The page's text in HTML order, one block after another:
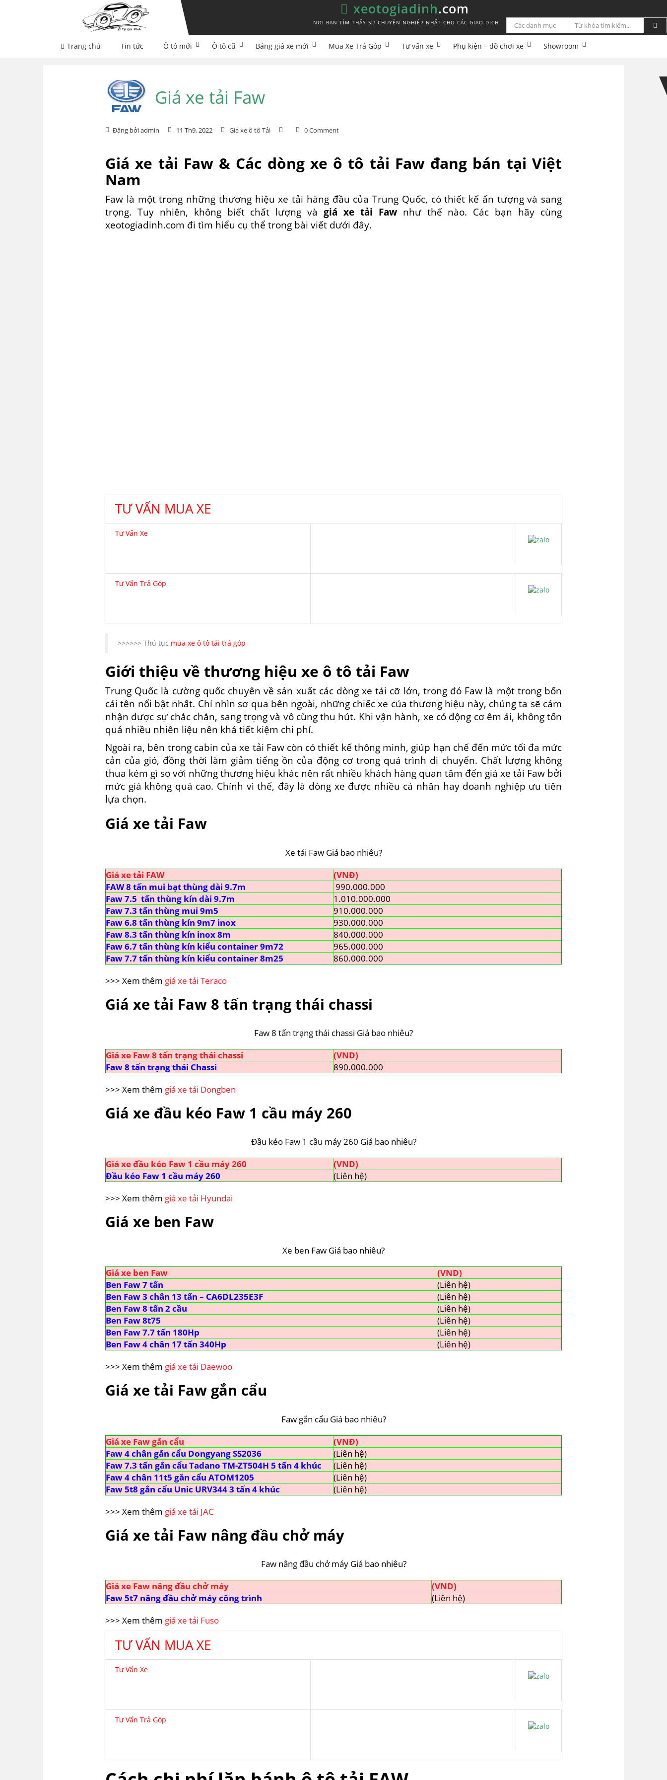
xeotogiadinh.com
NƠI BẠN TÌM THẤY SỰ CHUYÊN NGHIỆP NHẤT CHO CÁC GIAO DỊCH
Trang chủ Tin tức Ô tô mới Ô tô cũ Bảng giá xe mới Mua Xe Trả Góp Tư vấn xe Phụ kiện – đồ chơi xe Showroom
Giá xe tải Faw
Đăng bởi admin 11 Th9, 2022 Giá xe ô tô Tải 0 Comment
Giá xe tải Faw & Các dòng xe ô tô tải Faw đang bán tại Việt
Nam
Faw là một trong những thương hiệu xe tải hàng đầu của Trung Quốc, có thiết kế ấn tượng và sang
trọng. Tuy nhiên, không biết chất lượng vàgiá xe tải Fawnhư thế nào. Các bạn hãy cùng
xeotogiadinh.com đi tìm hiểu cụ thể trong bài viết dưới đây.
TƯ VẤN MUA XE
Tư Vấn Xe
Tư Vấn Trả Góp
>>>>>> Thủ tục mua xe ô tô tải trả góp
Giới thiệu về thương hiệu xe ô tô tải Faw
Trung Quốc là cường quốc chuyên về sản xuất các dòng xe tải cỡ lớn, trong đó Faw là một trong bốn
cái tên nổi bật nhất. Chỉ nhìn sơ qua bên ngoài, những chiếc xe của thương hiệu này, chúng ta sẽ cảm
nhận được sự chắc chắn, sang trọng và vô cùng thu hút. Khi vận hành, xe có động cơ êm ái, không tốn
quá nhiều nhiên liệu nên khá tiết kiệm chi phí.
Ngoài ra, bên trong cabin của xe tải Faw còn có thiết kế thông minh, giúp hạn chế đến mức tối đa mức
cản của gió, đồng thời làm giảm tiếng ồn của động cơ trong quá trình di chuyển. Chất lượng không
thua kém gì so với những thương hiệu khác nên rất nhiều khách hàng quan tâm đến giá xe tải Faw bởi
mức giá không quá cao. Chính vì thế, đây là dòng xe được nhiều cá nhân hay doanh nghiệp ưu tiên
lựa chọn.
Giá xe tải Faw
Xe tải Faw Giá bao nhiêu?
Giá xe tải FAW
(VNĐ)
FAW 8 tấn mui bạt thùng dài 9.7m
990.000.000
Faw 7.5 tấn thùng kín dài 9.7m
1.010.000.000
Faw 7.3 tấn thùng mui 9m5
910.000.000
Faw 6.8 tấn thùng kín 9m7 inox
930.000.000
Faw 8.3 tấn thùng kín inox 8m
840.000.000
Faw 6.7 tấn thùng kín kiểu container 9m72
965.000.000
Faw 7.7 tấn thùng kín kiểu container 8m25
860.000.000
>>> Xem thêm giá xe tải Teraco
Giá xe tải Faw 8 tấn trạng thái chassi
Faw 8 tấn trạng thái chassi Giá bao nhiêu?
Giá xe Faw 8 tấn trạng thái chassi
(VND)
Faw 8 tấn trạng thái Chassi
890.000.000
>>> Xem thêm giá xe tải Dongben
Giá xe đầu kéo Faw 1 cầu máy 260
Đầu kéo Faw 1 cầu máy 260 Giá bao nhiêu?
Giá xe đầu kéo Faw 1 cầu máy 260
(VND)
Đầu kéo Faw 1 cầu máy 260
(Liên hệ)
>>> Xem thêm giá xe tải Hyundai
Giá xe ben Faw
Xe ben Faw Giá bao nhiêu?
Giá xe ben Faw
(VND)
Ben Faw 7 tấn
(Liên hệ)
Ben Faw 3 chân 13 tấn – CA6DL235E3F
(Liên hệ)
Ben Faw 8 tấn 2 cầu
(Liên hệ)
Ben Faw 8t75
(Liên hệ)
Ben Faw 7.7 tấn 180Hp
(Liên hệ)
Ben Faw 4 chân 17 tấn 340Hp
(Liên hệ)
>>> Xem thêm giá xe tải Daewoo
Giá xe tải Faw gắn cẩu
Faw gắn cẩu Giá bao nhiêu?
Giá xe Faw gắn cẩu
(VNĐ)
Faw 4 chân gắn cẩu Dongyang SS2036
(Liên hệ)
Faw 7.3 tấn gắn cẩu Tadano TM-ZT504H 5 tấn 4 khúc
(Liên hệ)
Faw 4 chân 11t5 gắn cẩu ATOM1205
(Liên hệ)
Faw 5t8 gắn cẩu Unic URV344 3 tấn 4 khúc
(Liên hệ)
>>> Xem thêm giá xe tải JAC
Giá xe tải Faw nâng đầu chở máy
Faw nâng đầu chở máy Giá bao nhiêu?
Giá xe Faw nâng đầu chở máy
(VND)
Faw 5t7 nâng đầu chở máy công trình
(Liên hệ)
>>> Xem thêm giá xe tải Fuso
TƯ VẤN MUA XE
Tư Vấn Xe
Tư Vấn Trả Góp